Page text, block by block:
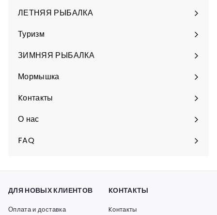
ЛЕТНЯЯ РЫБАЛКА
Разверните
подменю
Туризм
Разверните
подменю
ЗИМНЯЯ РЫБАЛКА
Разверните
подменю
Мормышка
Разверните
подменю
Kонтакты
О нас
FAQ
ДЛЯ НОВЫХ КЛИЕНТОВ
Оплата и доставка
KОНТАКТЫ
Kонтакты